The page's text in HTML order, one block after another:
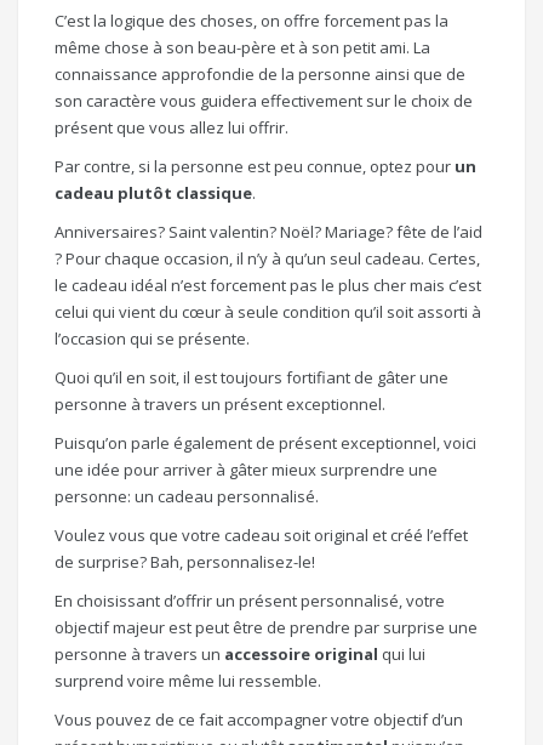
C’est la logique des choses, on offre forcement pas la
même chose à son beau-père et à son petit ami. La
connaissance approfondie de la personne ainsi que de
son caractère vous guidera effectivement sur le choix de
présent que vous allez lui offrir.
Par contre, si la personne est peu connue, optez pour un
cadeau plutôt classique.
Anniversaires? Saint valentin? Noël? Mariage? fête de l’aid
? Pour chaque occasion, il n’y à qu’un seul cadeau. Certes,
le cadeau idéal n’est forcement pas le plus cher mais c’est
celui qui vient du cœur à seule condition qu’il soit assorti à
l’occasion qui se présente.
Quoi qu’il en soit, il est toujours fortifiant de gâter une
personne à travers un présent exceptionnel.
Puisqu’on parle également de présent exceptionnel, voici
une idée pour arriver à gâter mieux surprendre une
personne: un cadeau personnalisé.
Voulez vous que votre cadeau soit original et créé l’effet
de surprise? Bah, personnalisez-le!
En choisissant d’offrir un présent personnalisé, votre
objectif majeur est peut être de prendre par surprise une
personne à travers un accessoire original qui lui
surprend voire même lui ressemble.
Vous pouvez de ce fait accompagner votre objectif d’un